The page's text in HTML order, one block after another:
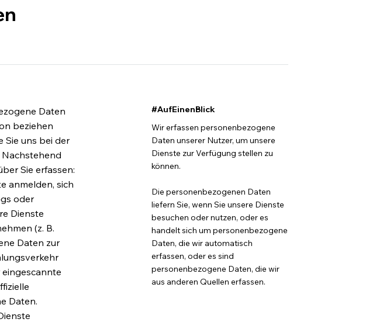
Daten
beziehen
Sie uns bei der
Sie erfassen:
anmelden, sich
oder
Dienste
(z. B.
Daten zur
Daten.
#AufEinenBlick
Wir erfassen personenbezogene
Daten unserer Nutzer, um unsere
Dienste zur Verfügung stellen zu
können.
Die personenbezogenen Daten
liefern Sie, wenn Sie unsere Dienste
besuchen oder nutzen, oder es
handelt sich um personenbezogene
Daten, die wir automatisch
erfassen, oder es sind
personenbezogene Daten, die wir
aus anderen Quellen erfassen.